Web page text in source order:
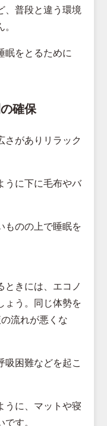
、普段と違う環境
眠をとるために
確保
さがありリラック
うに下に毛布やバ
ものの上で睡眠を
ときには、エコノ
ょう。同じ体勢を
流れが悪くな
吸困難などを起こ
うに、マットや寝
す。